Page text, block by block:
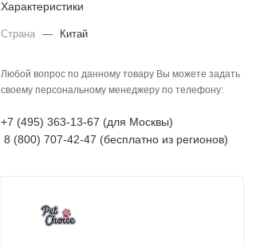
Характеристики
Страна — Китай
Любой вопрос по данному товару Вы можете задать
своему персональному менеджеру по телефону:
+7 (495) 363-13-67 (для Москвы)
8 (800) 707-42-47 (бесплатно из регионов)